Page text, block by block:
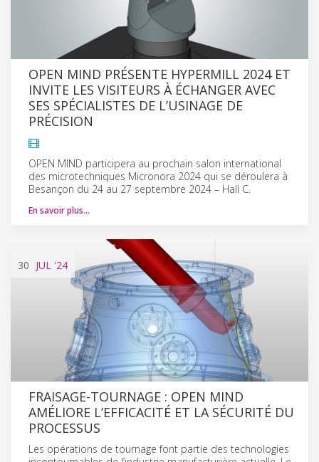
OPEN MIND PRÉSENTE HYPERMILL 2024 ET
INVITE LES VISITEURS À ÉCHANGER AVEC
SES SPÉCIALISTES DE L’USINAGE DE
PRÉCISION
OPEN MIND participera au prochain salon international
des microtechniques Micronora 2024 qui se déroulera à
Besançon du 24 au 27 septembre 2024 – Hall C.
En savoir plus…
30 JUL '24
FRAISAGE-TOURNAGE : OPEN MIND
AMÉLIORE L’EFFICACITÉ ET LA SÉCURITÉ DU
PROCESSUS
Les opérations de tournage font partie des technologies